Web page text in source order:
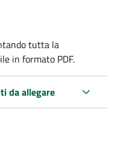
tutta la
in formato PDF.
da allegare